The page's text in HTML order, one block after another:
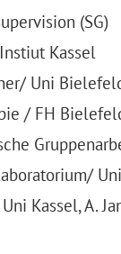
(SG)
Kassel
Uni
/ FH
Kassel, A.